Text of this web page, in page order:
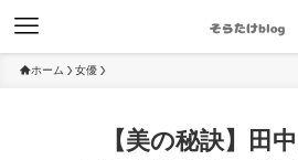
ホーム 女優
【美の秘訣】田